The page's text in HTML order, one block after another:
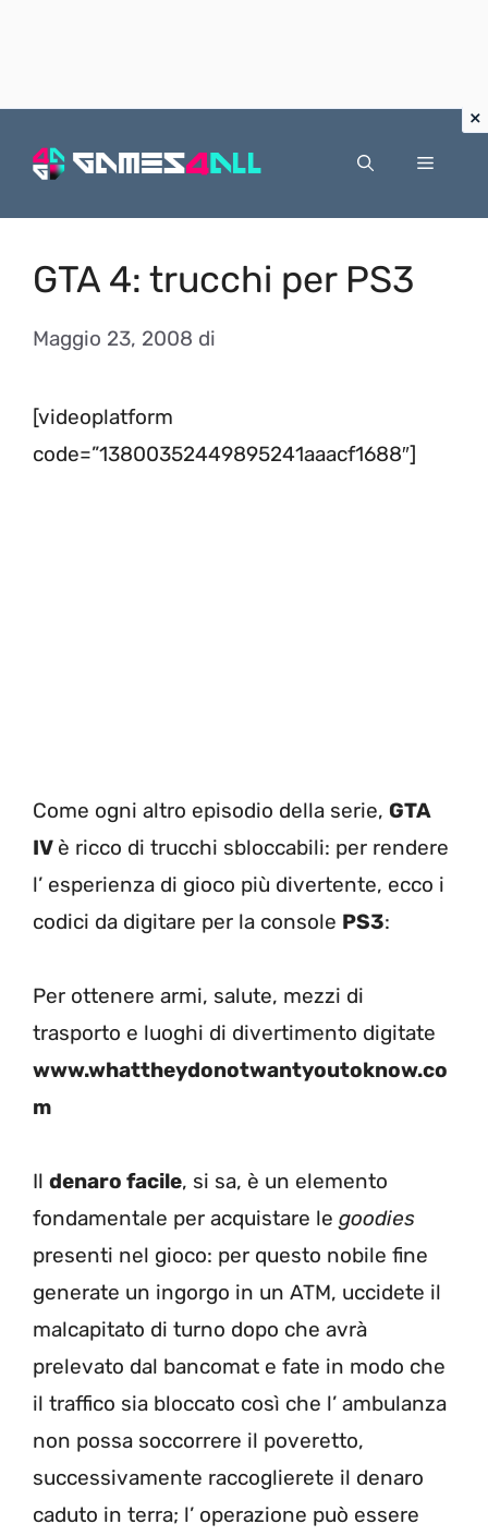
Menu
GTA 4: trucchi per PS3
Maggio 23, 2008 di
[videoplatform
code=”13800352449895241aaacf1688″]
Come ogni altro episodio della serie, GTA
IV è ricco di trucchi sbloccabili: per rendere
l’ esperienza di gioco più divertente, ecco i
codici da digitare per la console PS3:
Per ottenere armi, salute, mezzi di
trasporto e luoghi di divertimento digitate
www.whattheydonotwantyoutoknow.co
m
Il denaro facile, si sa, è un elemento
fondamentale per acquistare le goodies
presenti nel gioco: per questo nobile fine
generate un ingorgo in un ATM, uccidete il
malcapitato di turno dopo che avrà
prelevato dal bancomat e fate in modo che
il traffico sia bloccato così che l’ ambulanza
non possa soccorrere il poveretto,
successivamente raccoglierete il denaro
caduto in terra; l’ operazione può essere